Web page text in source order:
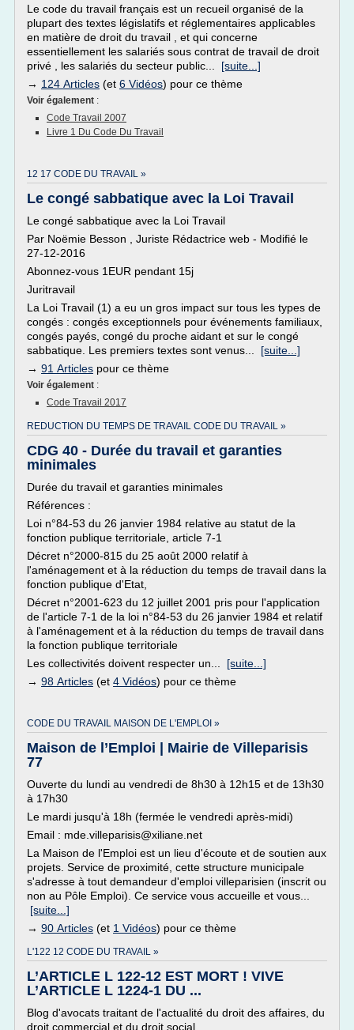
Le code du travail français est un recueil organisé de la
plupart des textes législatifs et réglementaires applicables
en matière de droit du travail , et qui concerne
essentiellement les salariés sous contrat de travail de droit
privé , les salariés du secteur public... [suite...]
→ 124 Articles (et 6 Vidéos) pour ce thème
Voir également :
Code Travail 2007
Livre 1 Du Code Du Travail
12 17 CODE DU TRAVAIL »
Le congé sabbatique avec la Loi Travail
Le congé sabbatique avec la Loi Travail
Par Noëmie Besson , Juriste Rédactrice web - Modifié le
27-12-2016
Abonnez-vous 1EUR pendant 15j
Juritravail
La Loi Travail (1) a eu un gros impact sur tous les types de
congés : congés exceptionnels pour événements familiaux,
congés payés, congé du proche aidant et sur le congé
sabbatique. Les premiers textes sont venus... [suite...]
→ 91 Articles pour ce thème
Voir également :
Code Travail 2017
REDUCTION DU TEMPS DE TRAVAIL CODE DU TRAVAIL »
CDG 40 - Durée du travail et garanties
minimales
Durée du travail et garanties minimales
Références :
Loi n°84-53 du 26 janvier 1984 relative au statut de la
fonction publique territoriale, article 7-1
Décret n°2000-815 du 25 août 2000 relatif à
l'aménagement et à la réduction du temps de travail dans la
fonction publique d'Etat,
Décret n°2001-623 du 12 juillet 2001 pris pour l'application
de l'article 7-1 de la loi n°84-53 du 26 janvier 1984 et relatif
à l'aménagement et à la réduction du temps de travail dans
la fonction publique territoriale
Les collectivités doivent respecter un... [suite...]
→ 98 Articles (et 4 Vidéos) pour ce thème
CODE DU TRAVAIL MAISON DE L'EMPLOI »
Maison de l’Emploi | Mairie de Villeparisis
77
Ouverte du lundi au vendredi de 8h30 à 12h15 et de 13h30
à 17h30
Le mardi jusqu'à 18h (fermée le vendredi après-midi)
Email : mde.villeparisis@xiliane.net
La Maison de l'Emploi est un lieu d'écoute et de soutien aux
projets. Service de proximité, cette structure municipale
s'adresse à tout demandeur d'emploi villeparisien (inscrit ou
non au Pôle Emploi). Ce service vous accueille et vous...
[suite...]
→ 90 Articles (et 1 Vidéos) pour ce thème
L'122 12 CODE DU TRAVAIL »
L’ARTICLE L 122-12 EST MORT ! VIVE
L’ARTICLE L 1224-1 DU ...
Blog d'avocats traitant de l'actualité du droit des affaires, du
droit commercial et du droit social ...